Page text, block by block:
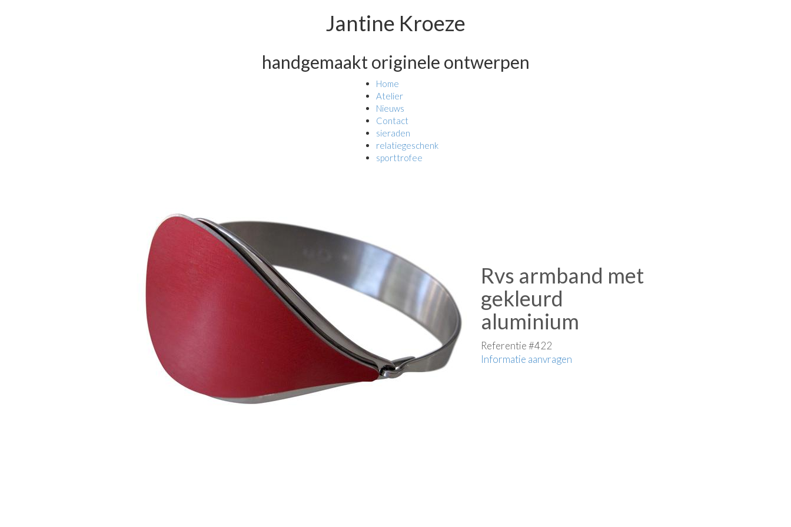
Jantine Kroeze
handgemaakt originele ontwerpen
Home
Atelier
Nieuws
Contact
sieraden
relatiegeschenk
sporttrofee
Rvs armband met
gekleurd
aluminium
Referentie #422
Informatie aanvragen